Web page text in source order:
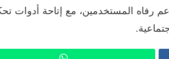
رفاه المستخدمين، مع إتاحة أدوات